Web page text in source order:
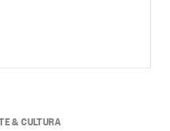
& CULTURA